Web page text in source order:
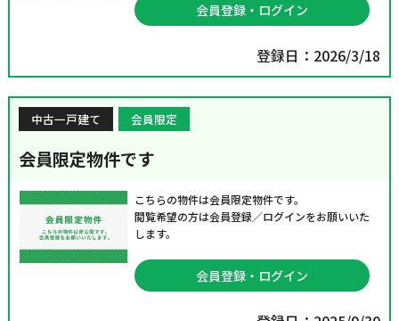
会員登録・ログイン
登録日：2026/3/18
中古一戸建て 会員限定
会員限定物件です
こちらの物件は会員限定物件です。
閲覧希望の方は会員登録／ログインをお願いいた
します。
会員登録・ログイン